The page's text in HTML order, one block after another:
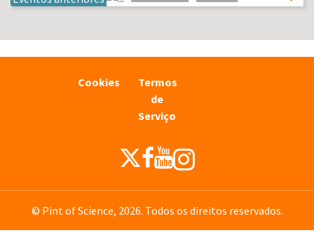
Cookies
Termos
de
Serviço
© Pint of Science, 2026. Todos os direitos reservados.